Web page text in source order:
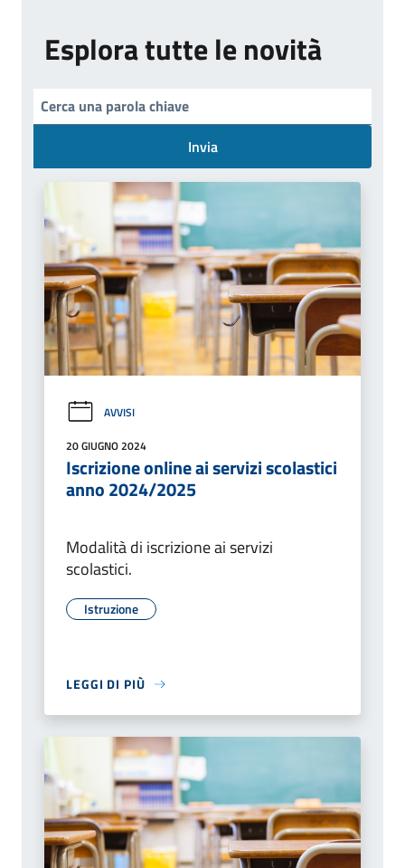
Esplora tutte le novità
Invia
AVVISI
20 GIUGNO 2024
Iscrizione online ai servizi scolastici
anno 2024/2025
Modalità di iscrizione ai servizi
scolastici.
Istruzione
LEGGI DI PIÙ